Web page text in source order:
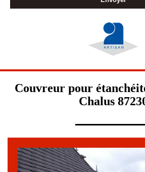
Couvreur pour
Chalus